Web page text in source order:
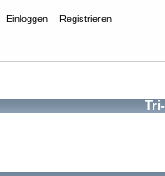
Einloggen Registrieren